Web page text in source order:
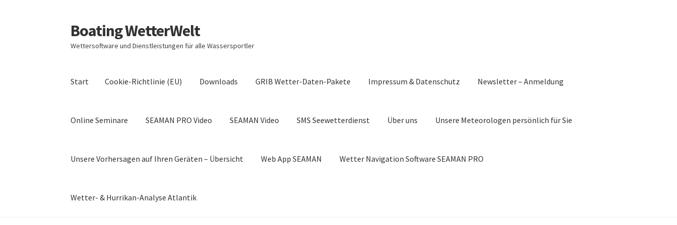
Zur
Navigation
springen
Zum
Inhalt
springen
Boating WetterWelt
Wettersoftware und Dienstleistungen für alle Wassersportler
Start Cookie-Richtlinie (EU) Downloads GRIB Wetter-Daten-Pakete Impressum & Datenschutz Newsletter – Anmeldung
Online Seminare SEAMAN PRO Video SEAMAN Video SMS Seewetterdienst Über uns Unsere Meteorologen persönlich für Sie
Unsere Vorhersagen auf Ihren Geräten – Übersicht Web App SEAMAN Wetter Navigation Software SEAMAN PRO
Wetter- & Hurrikan-Analyse Atlantik